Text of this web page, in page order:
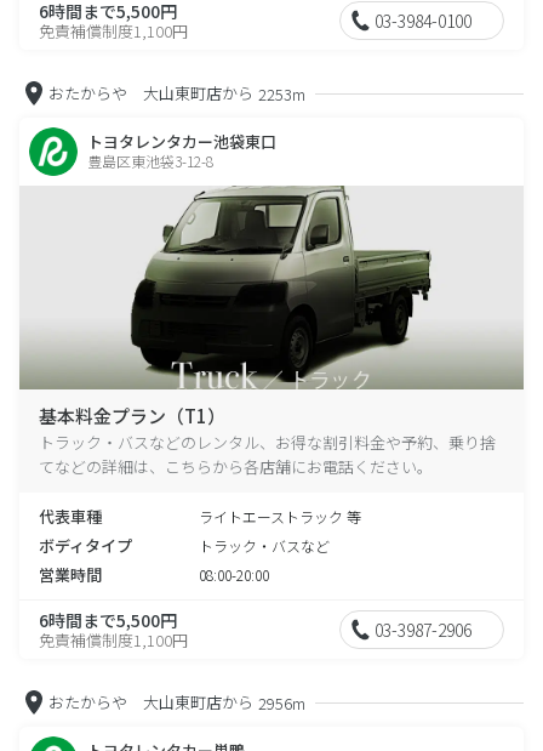
6時間まで5,500円
免責補償制度1,100円 03-3984-0100
おたからや 大山東町店から 2253m
トヨタレンタカー池袋東口
豊島区東池袋3-12-8
基本料金プラン（T1）
トラック・バスなどのレンタル、お得な割引料金や予約、乗り捨
てなどの詳細は、こちらから各店舗にお電話ください。
代表車種 ライトエーストラック 等
ボディタイプ トラック・バスなど
営業時間 08:00-20:00
6時間まで5,500円
免責補償制度1,100円 03-3987-2906
おたからや 大山東町店から 2956m